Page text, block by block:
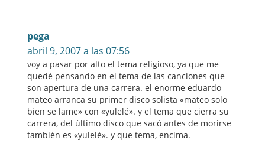
pega
abril 9, 2007 a las 07:56
voy a pasar por alto el tema religioso, ya que me
quedé pensando en el tema de las canciones que
son apertura de una carrera. el enorme eduardo
mateo arranca su primer disco solista «mateo solo
bien se lame» con «yulelé». y el tema que cierra su
carrera, del último disco que sacó antes de morirse
también es «yulelé». y que tema, encima.